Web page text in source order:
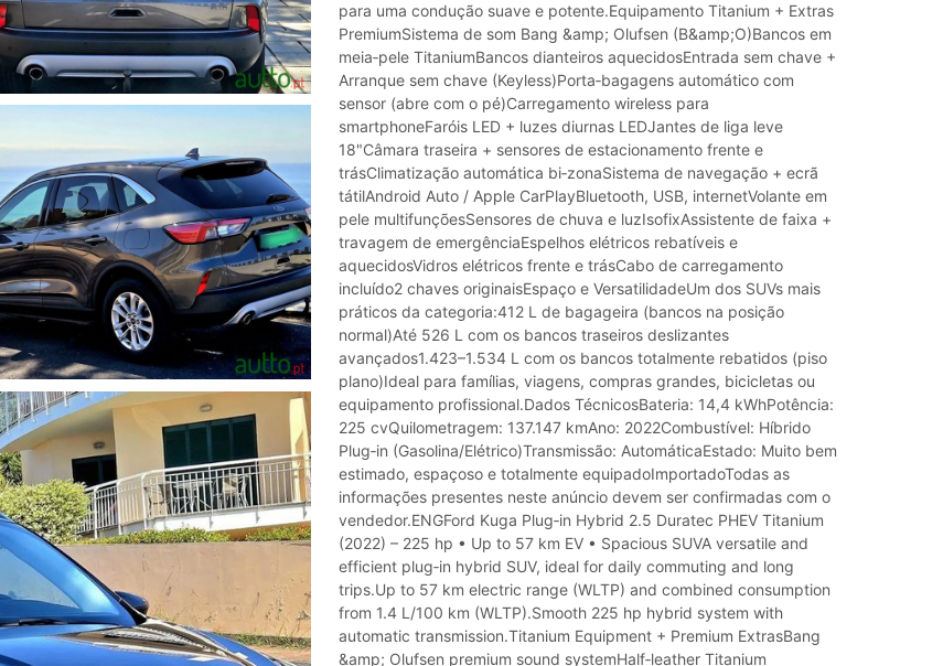
para uma condução suave e potente.Equipamento Titanium + Extras
PremiumSistema de som Bang &amp; Olufsen (B&amp;O)Bancos em
meia‑pele TitaniumBancos dianteiros aquecidosEntrada sem chave +
Arranque sem chave (Keyless)Porta‑bagagens automático com
sensor (abre com o pé)Carregamento wireless para
smartphoneFaróis LED + luzes diurnas LEDJantes de liga leve
18"Câmara traseira + sensores de estacionamento frente e
trásClimatização automática bi‑zonaSistema de navegação + ecrã
tátilAndroid Auto / Apple CarPlayBluetooth, USB, internetVolante em
pele multifunçõesSensores de chuva e luzIsofixAssistente de faixa +
travagem de emergênciaEspelhos elétricos rebatíveis e
aquecidosVidros elétricos frente e trásCabo de carregamento
incluído2 chaves originaisEspaço e VersatilidadeUm dos SUVs mais
práticos da categoria:412 L de bagageira (bancos na posição
normal)Até 526 L com os bancos traseiros deslizantes
avançados1.423–1.534 L com os bancos totalmente rebatidos (piso
plano)Ideal para famílias, viagens, compras grandes, bicicletas ou
equipamento profissional.Dados TécnicosBateria: 14,4 kWhPotência:
225 cvQuilometragem: 137.147 kmAno: 2022Combustível: Híbrido
Plug‑in (Gasolina/Elétrico)Transmissão: AutomáticaEstado: Muito bem
estimado, espaçoso e totalmente equipadoImportadoTodas as
informações presentes neste anúncio devem ser confirmadas com o
vendedor.ENGFord Kuga Plug‑in Hybrid 2.5 Duratec PHEV Titanium
(2022) – 225 hp • Up to 57 km EV • Spacious SUVA versatile and
efficient plug‑in hybrid SUV, ideal for daily commuting and long
trips.Up to 57 km electric range (WLTP) and combined consumption
from 1.4 L/100 km (WLTP).Smooth 225 hp hybrid system with
automatic transmission.Titanium Equipment + Premium ExtrasBang
&amp; Olufsen premium sound systemHalf‑leather Titanium